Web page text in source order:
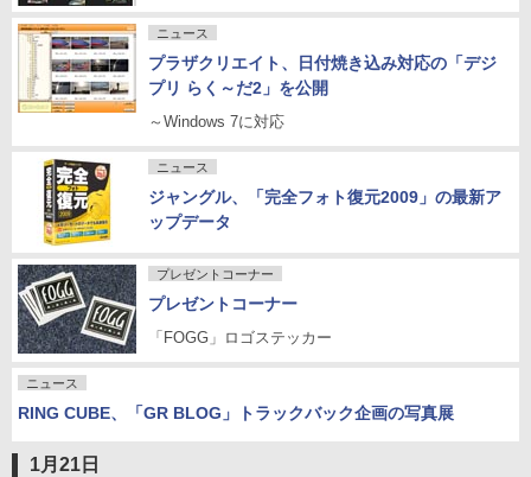
ニュース
プラザクリエイト、日付焼き込み対応の「デジ
プリ らく～だ2」を公開
～Windows 7に対応
ニュース
ジャングル、「完全フォト復元2009」の最新ア
ップデータ
プレゼントコーナー
プレゼントコーナー
「FOGG」ロゴステッカー
ニュース
RING CUBE、「GR BLOG」トラックバック企画の写真展
1月21日